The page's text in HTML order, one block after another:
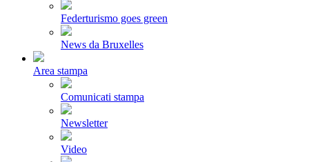
Federturismo goes green
News da Bruxelles
Area stampa
Comunicati stampa
Newsletter
Video